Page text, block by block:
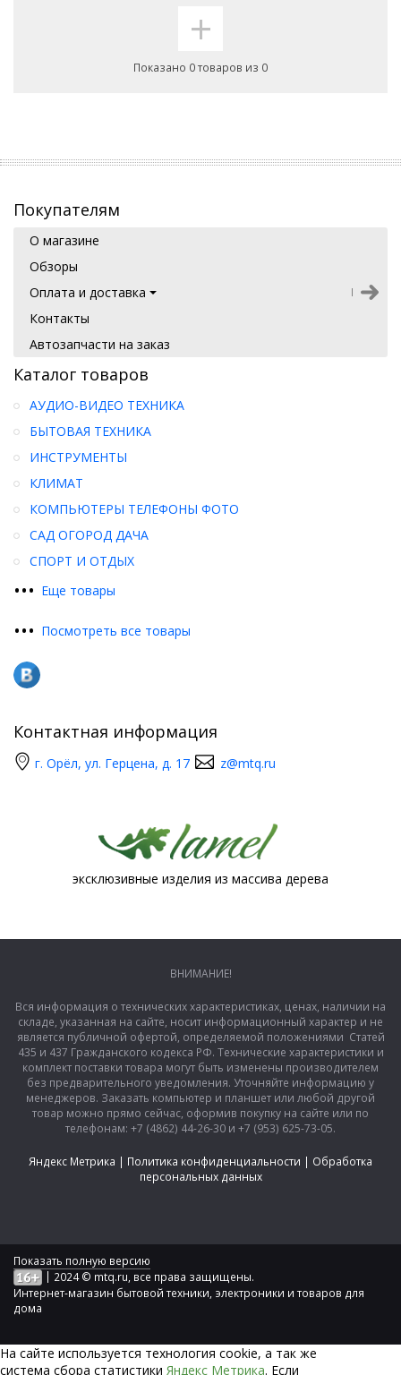
+
Показано 0 товаров из 0
Покупателям
О магазине
Обзоры
Оплата и доставка
Контакты
Автозапчасти на заказ
Каталог товаров
••• Еще товары
АУДИО-ВИДЕО ТЕХНИКА
БЫТОВАЯ ТЕХНИКА
ИНСТРУМЕНТЫ
КЛИМАТ
КОМПЬЮТЕРЫ ТЕЛЕФОНЫ ФОТО
САД ОГОРОД ДАЧА
СПОРТ И ОТДЫХ
••• Посмотреть все товары
Контактная информация
г. Орёл, ул. Герцена, д. 17 z@mtq.ru
эксклюзивные изделия из массива дерева
ВНИМАНИЕ!
Вся информация о технических характеристиках, ценах, наличии на
складе, указанная на сайте, носит информационный характер и не
является публичной офертой, определяемой положениями Статей
435 и 437 Гражданского кодекса РФ. Технические характеристики и
комплект поставки товара могут быть изменены производителем
без предварительного уведомления. Уточняйте информацию у
менеджеров. Заказать компьютер и планшет или любой другой
товар можно прямо сейчас, оформив покупку на сайте или по
телефонам: +7 (4862) 44-26-30 и +7 (953) 625-73-05.
Яндекс Метрика | Политика конфиденциальности | Обработка
персональных данных
Показать полную версию
| 2024 © mtq.ru, все права защищены.
Интернет-магазин бытовой техники, электроники и товаров для
дома
На сайте используется технология сookie, а так же
система сбора статистики Яндекс Метрика. Если